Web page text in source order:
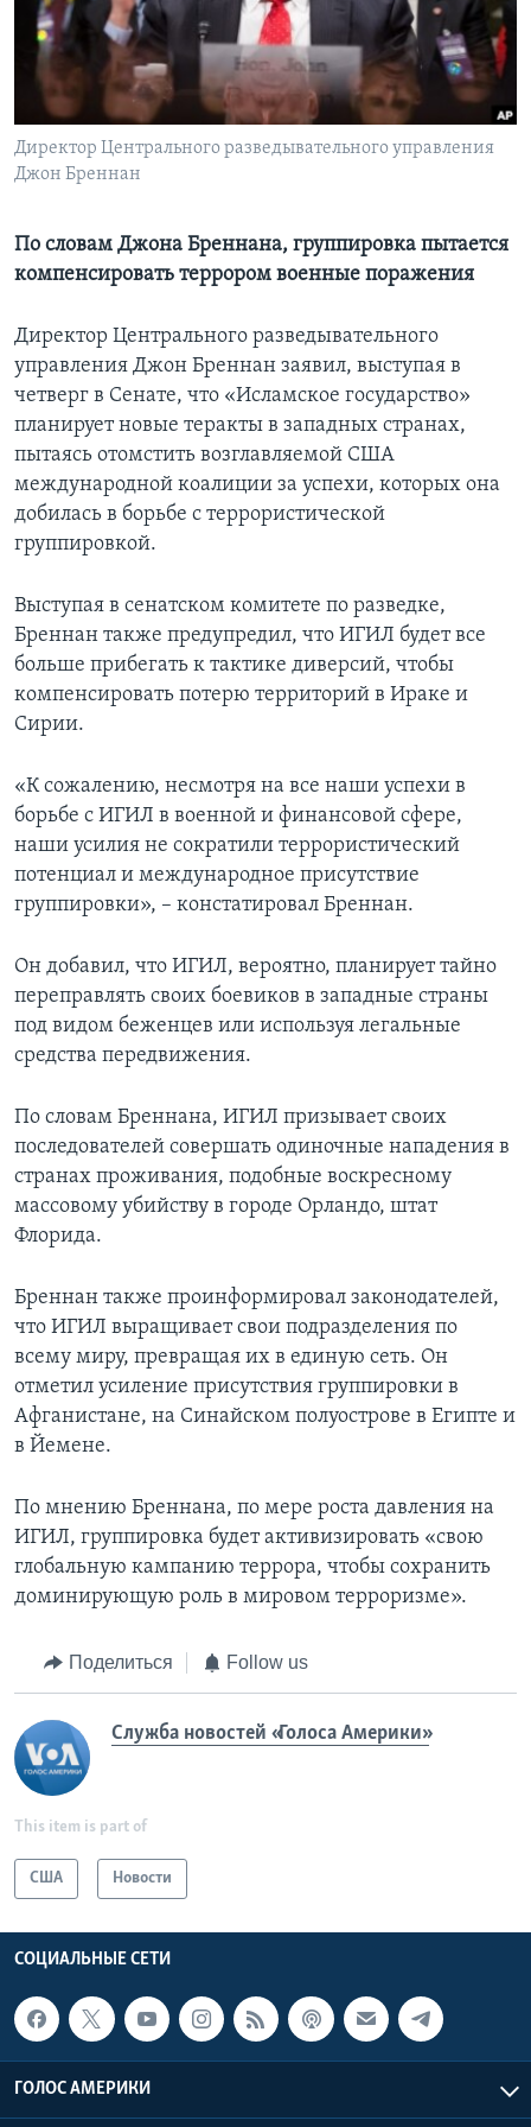
Learning English
СОЦИАЛЬНЫЕ СЕТИ
Директор Центрального разведывательного управления
Джон Бреннан
По словам Джона Бреннана, группировка пытается
компенсировать террором военные поражения
Директор Центрального разведывательного
управления Джон Бреннан заявил, выступая в
четверг в Сенате, что «Исламское государство»
планирует новые теракты в западных странах,
пытаясь отомстить возглавляемой США
международной коалиции за успехи, которых она
добилась в борьбе с террористической
группировкой.
Выступая в сенатском комитете по разведке,
Бреннан также предупредил, что ИГИЛ будет все
больше прибегать к тактике диверсий, чтобы
компенсировать потерю территорий в Ираке и
Сирии.
«К сожалению, несмотря на все наши успехи в
борьбе с ИГИЛ в военной и финансовой сфере,
наши усилия не сократили террористический
потенциал и международное присутствие
группировки», – констатировал Бреннан.
Он добавил, что ИГИЛ, вероятно, планирует тайно
переправлять своих боевиков в западные страны
под видом беженцев или используя легальные
средства передвижения.
По словам Бреннана, ИГИЛ призывает своих
последователей совершать одиночные нападения в
странах проживания, подобные воскресному
массовому убийству в городе Орландо, штат
Флорида.
Бреннан также проинформировал законодателей,
что ИГИЛ выращивает свои подразделения по
всему миру, превращая их в единую сеть. Он
отметил усиление присутствия группировки в
Афганистане, на Синайском полуострове в Египте и
в Йемене.
По мнению Бреннана, по мере роста давления на
ИГИЛ, группировка будет активизировать «свою
глобальную кампанию террора, чтобы сохранить
доминирующую роль в мировом терроризме».
Поделиться Follow us
Служба новостей «Голоса Америки»
This item is part of
США Новости
СОЦИАЛЬНЫЕ СЕТИ
ГОЛОС АМЕРИКИ